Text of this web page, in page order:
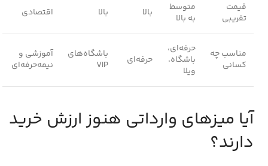
قیمت
تقریبی
متوسط
به بالا
بالا بالا اقتصادی
مناسب چه
کسانی
حرفه‌ای،
باشگاه،
ویلا
حرفه‌ای
باشگاه‌های
VIP
آموزشی و
نیمه‌حرفه‌ای
آیا میزهای وارداتی هنوز ارزش خرید
دارند؟